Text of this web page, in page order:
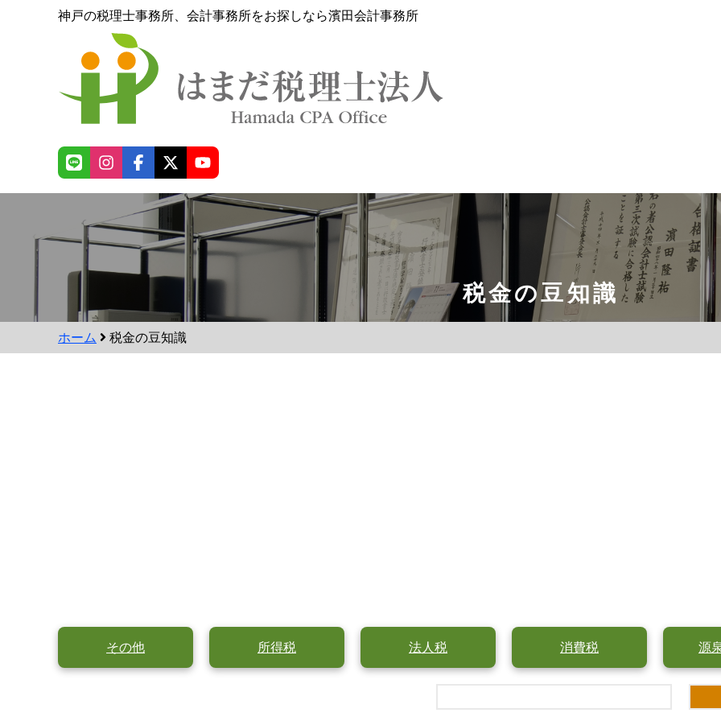
神戸の税理士事務所、会計事務所をお探しなら濱田会計事務所
税金の豆知識
ホーム 税金の豆知識
その他 所得税 法人税 消費税 源